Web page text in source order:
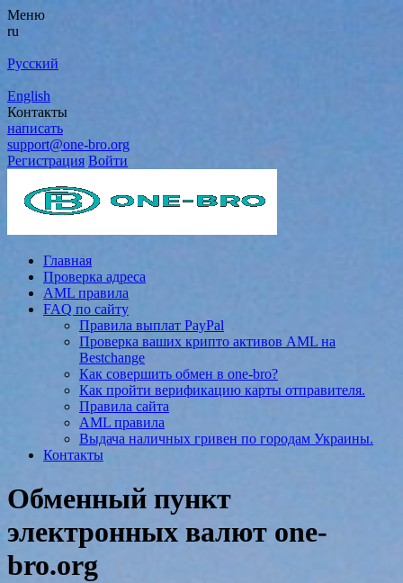
Меню
ru
Русский
English
Контакты
написать
support@one-bro.org
Регистрация Войти
Главная
Проверка адреса
AML правила
FAQ по сайту
Правила выплат PayPal
Проверка ваших крипто активов AML на
Bestchange
Как совершить обмен в one-bro?
Как пройти верификацию карты отправителя.
Правила сайта
AML правила
Выдача наличных гривен по городам Украины.
Контакты
Обменный пункт
электронных валют one-
bro.org